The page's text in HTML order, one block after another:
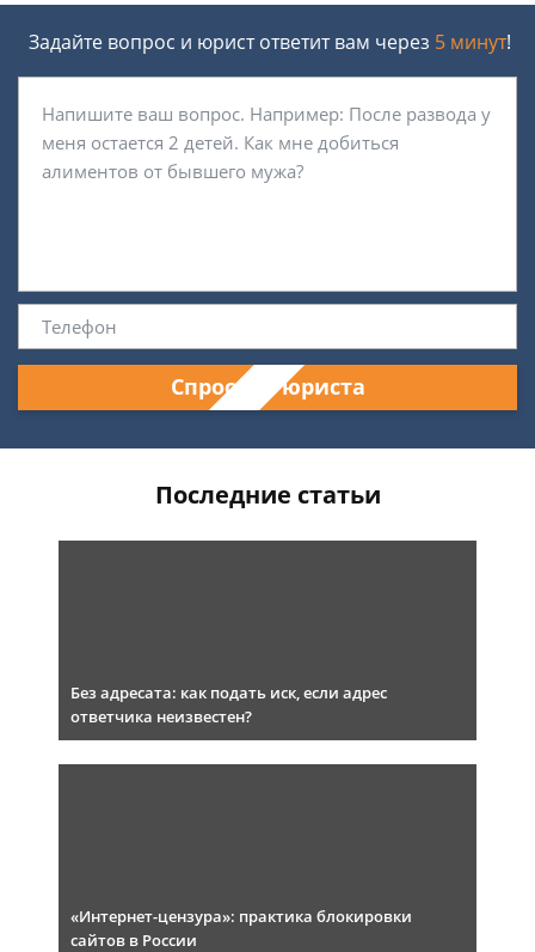
Задайте вопрос и юрист ответит вам через 5 минут!
Спросить юриста
Последние статьи
Без адресата: как подать иск, если адрес
ответчика неизвестен?
«Интернет-цензура»: практика блокировки
сайтов в России